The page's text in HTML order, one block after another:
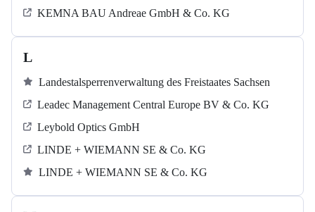
KEMNA BAU Andreae GmbH & Co. KG
L
Landestalsperrenverwaltung des Freistaates Sachsen
Leadec Management Central Europe BV & Co. KG
Leybold Optics GmbH
LINDE + WIEMANN SE & Co. KG
LINDE + WIEMANN SE & Co. KG